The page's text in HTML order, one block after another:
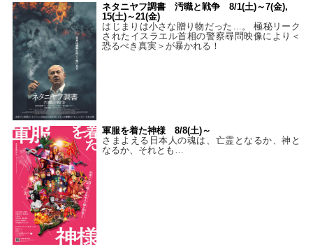
ネタニヤフ調書 汚職と戦争 8/1(土)～7(金),
15(土)～21(金)
はじまりは小さな贈り物だった…。 極秘リーク
されたイスラエル首相の警察尋問映像により＜
恐るべき真実＞が暴かれる！
軍服を着た神様 8/8(土)～
さまよえる日本人の魂は、亡霊となるか、神と
なるか、それとも…